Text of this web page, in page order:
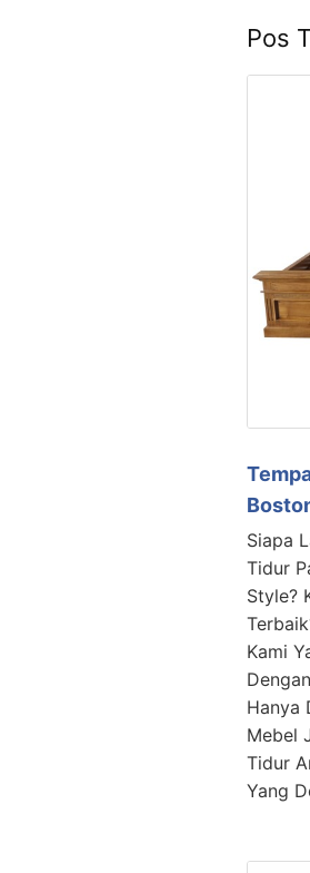
Pos
Siapa
Tidur
Style?
Kami
Hanya
Mebel
Tidur
Yang